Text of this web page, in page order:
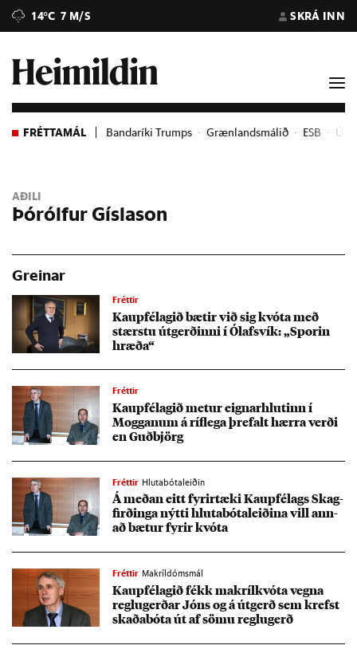
14°C 7 M/S SKRÁ INN
FRÉTTAMÁL Bandaríki Trumps Grænlandsmálið ESB
AÐILI
Þórólfur Gíslason
Greinar
Fréttir
Kaup­fé­lag­ið bæt­ir við sig kvóta með
stærstu út­gerð­inni í Ól­afs­vík: „Spor­in
hræða“
Fréttir
Kaup­fé­lag­ið met­ur eign­ar­hlut­inn í
Mogg­an­um á ríf­lega þre­falt hærra verði
en Guð­björg
Fréttir Hlutabótaleiðin
Á með­an eitt fyr­ir­tæki Kaup­fé­lags Skag­
firð­inga nýtti hluta­bóta­leið­ina vill ann­
að bæt­ur fyr­ir kvóta
Fréttir Makríldómsmál
Kaup­fé­lag­ið fékk mak­ríl­kvóta vegna
reglu­gerð­ar Jóns og á út­gerð sem krefst
skaða­bóta út af sömu reglu­gerð